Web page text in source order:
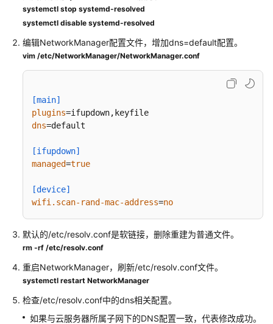
示
例
常
见
问
频
故
障
案
例
系
统
systemctl stop systemd-resolved
systemctl disable systemd-resolved
编辑NetworkManager配置文件，增加dns=default配置。
vim /etc/NetworkManager/NetworkManager.conf
[main]
plugins
dns=default
[ifupdown]
managed=true
[device]
wifi.scan-rand-mac-address=no
默认的/etc/resolv.conf是软链接，删除重建为普通文件。
rm -rf /etc/resolv.conf
重启NetworkManager，刷新/etc/resolv.conf文件。
systemctl restart NetworkManager
检查/etc/resolv.conf中的dns相关配置。
如果与云服务器所属子网下的DNS配置一致，代表修改成功。